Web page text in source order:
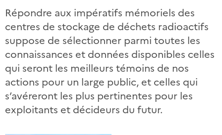
Répondre aux impératifs mémoriels des
centres de stockage de déchets radioactifs
suppose de sélectionner parmi toutes les
connaissances et données disponibles celles
qui seront les meilleurs témoins de nos
actions pour un large public, et celles qui
s’avéreront les plus pertinentes pour les
exploitants et décideurs du futur.